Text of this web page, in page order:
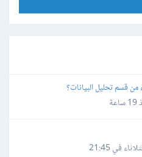
من قسم تحليل البيانات؟
في 21:45